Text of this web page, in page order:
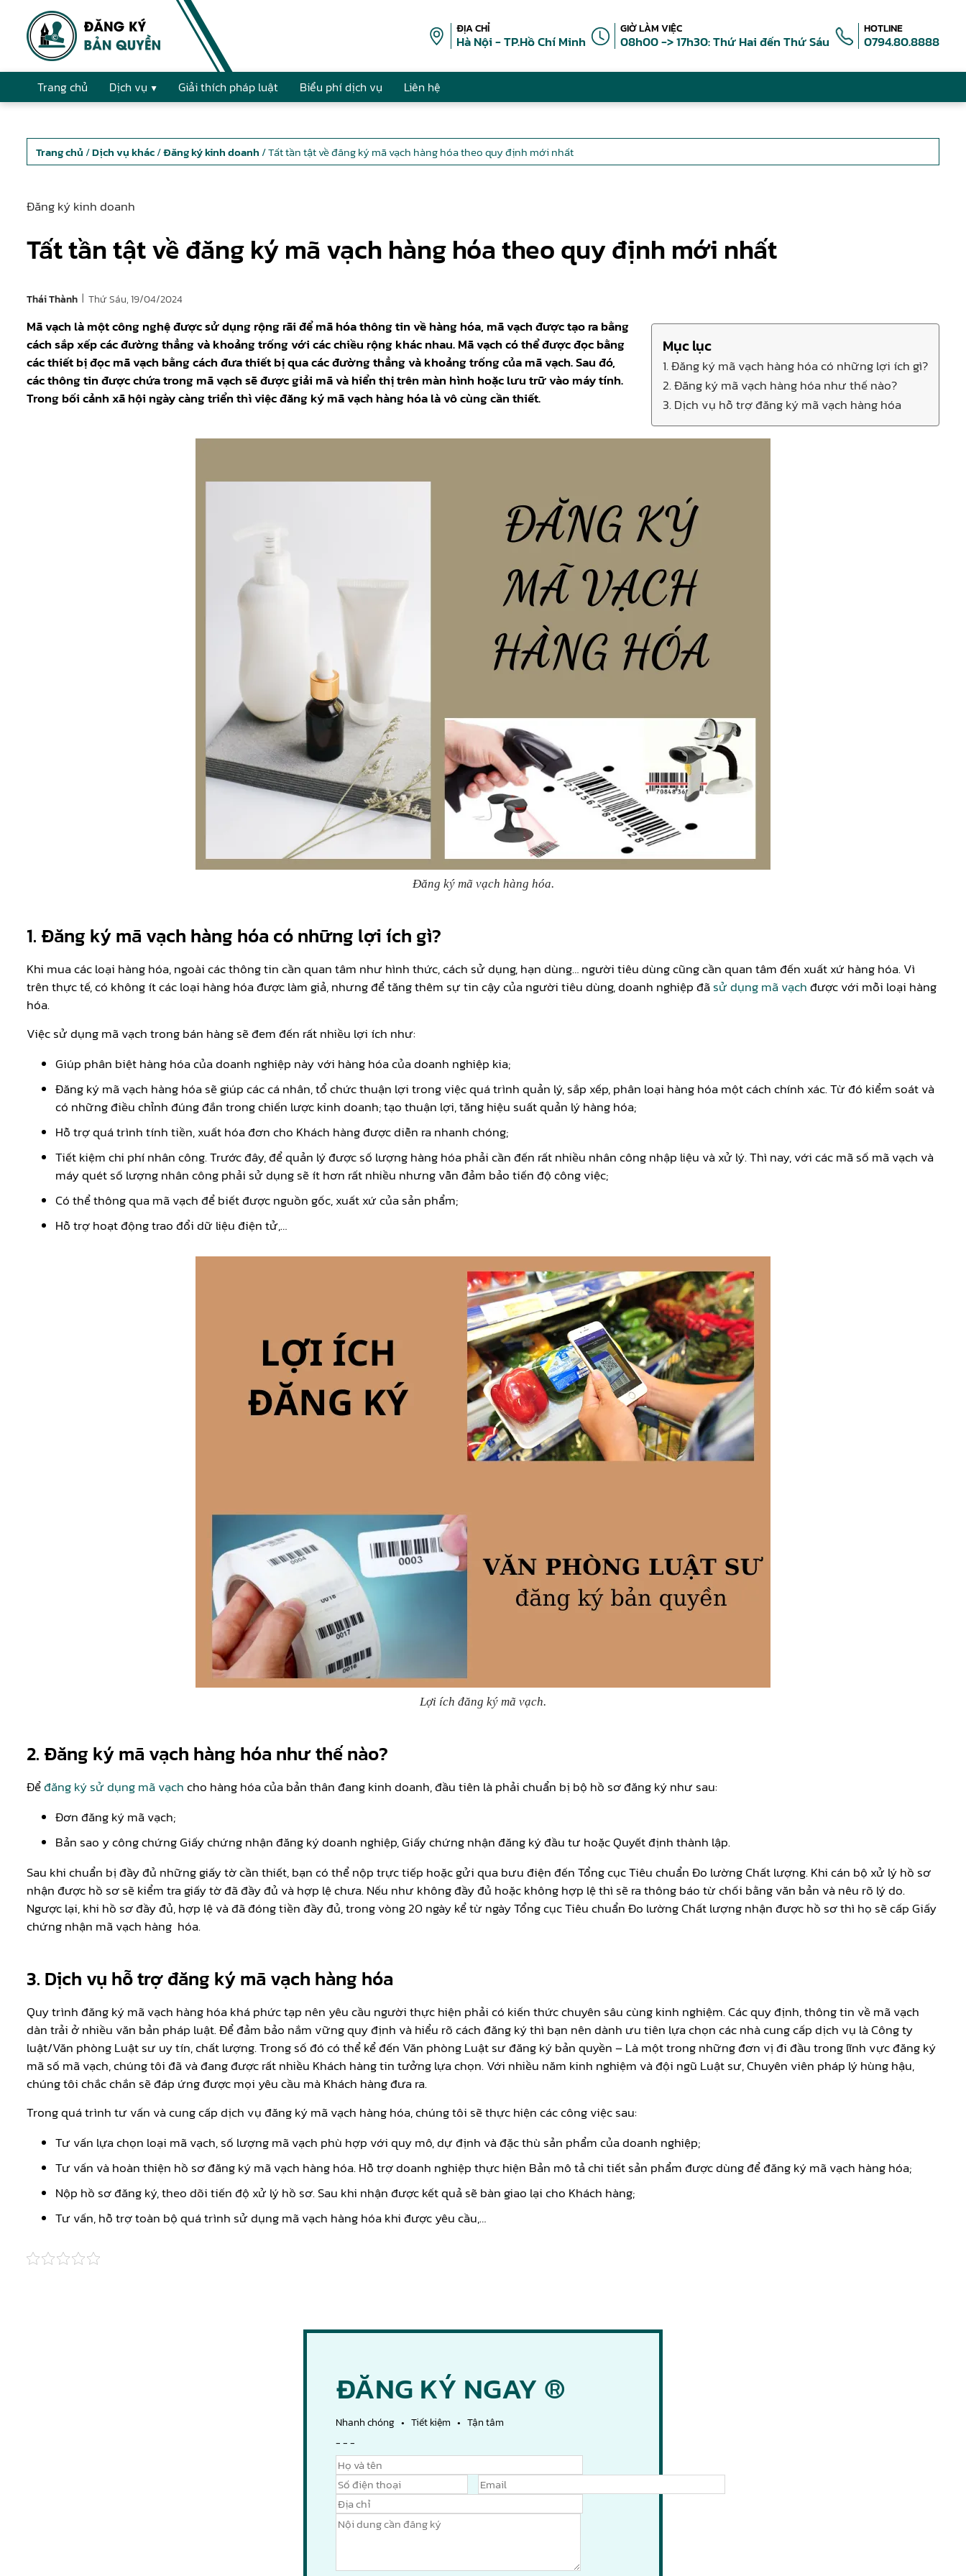
ĐỊA CHỈ
Hà Nội - TP.Hồ Chí Minh
GIỜ LÀM VIỆC
08h00 -> 17h30: Thứ Hai đến Thứ Sáu
HOTLINE
0794.80.8888
Trang chủ Dịch vụ Giải thích pháp luật Biểu phí dịch vụ Liên hệ
Trang chủ /Dịch vụ khác/Đăng ký kinh doanh / Tất tần tật về đăng ký mã vạch hàng hóa theo quy định mới nhất
Đăng ký kinh doanh
Tất tần tật về đăng ký mã vạch hàng hóa theo quy định mới nhất
Thái Thành | Thứ Sáu, 19/04/2024
Mục lục
1. Đăng ký mã vạch hàng hóa có những lợi ích gì?
2. Đăng ký mã vạch hàng hóa như thế nào?
3. Dịch vụ hỗ trợ đăng ký mã vạch hàng hóa
Mã vạch là một công nghệ được sử dụng rộng rãi để mã hóa thông tin về hàng hóa, mã vạch được tạo ra bằng
cách sắp xếp các đường thẳng và khoảng trống với các chiều rộng khác nhau. Mã vạch có thể được đọc bằng
các thiết bị đọc mã vạch bằng cách đưa thiết bị qua các đường thẳng và khoảng trống của mã vạch. Sau đó,
các thông tin được chứa trong mã vạch sẽ được giải mã và hiển thị trên màn hình hoặc lưu trữ vào máy tính.
Trong bối cảnh xã hội ngày càng triển thì việc đăng ký mã vạch hàng hóa là vô cùng cần thiết.
Đăng ký mã vạch hàng hóa.
1. Đăng ký mã vạch hàng hóa có những lợi ích gì?
Khi mua các loại hàng hóa, ngoài các thông tin cần quan tâm như hình thức, cách sử dụng, hạn dùng… người tiêu dùng cũng cần quan tâm đến xuất xứ hàng hóa. Vì
trên thực tế, có không ít các loại hàng hóa được làm giả, nhưng để tăng thêm sự tin cậy của người tiêu dùng, doanh nghiệp đãsử dụng mã vạchđược với mỗi loại hàng
hóa.
Việc sử dụng mã vạch trong bán hàng sẽ đem đến rất nhiều lợi ích như:
Giúp phân biệt hàng hóa của doanh nghiệp này với hàng hóa của doanh nghiệp kia;
Đăng ký mã vạch hàng hóa sẽ giúp các cá nhân, tổ chức thuận lợi trong việc quá trình quản lý, sắp xếp, phân loại hàng hóa một cách chính xác. Từ đó kiểm soát và
có những điều chỉnh đúng đắn trong chiến lược kinh doanh; tạo thuận lợi, tăng hiệu suất quản lý hàng hóa;
Hỗ trợ quá trình tính tiền, xuất hóa đơn cho Khách hàng được diễn ra nhanh chóng;
Tiết kiệm chi phí nhân công. Trước đây, để quản lý được số lượng hàng hóa phải cần đến rất nhiều nhân công nhập liệu và xử lý. Thì nay, với các mã số mã vạch và
máy quét số lượng nhân công phải sử dụng sẽ ít hơn rất nhiều nhưng vẫn đảm bảo tiến độ công việc;
Có thể thông qua mã vạch để biết được nguồn gốc, xuất xứ của sản phẩm;
Hỗ trợ hoạt động trao đổi dữ liệu điện tử,…
Lợi ích đăng ký mã vạch.
2. Đăng ký mã vạch hàng hóa như thế nào?
Đểđăng ký sử dụng mã vạchcho hàng hóa của bản thân đang kinh doanh, đầu tiên là phải chuẩn bị bộ hồ sơ đăng ký như sau:
Đơn đăng ký mã vạch;
Bản sao y công chứng Giấy chứng nhận đăng ký doanh nghiệp, Giấy chứng nhận đăng ký đầu tư hoặc Quyết định thành lập.
Sau khi chuẩn bị đầy đủ những giấy tờ cần thiết, bạn có thể nộp trực tiếp hoặc gửi qua bưu điện đến Tổng cục Tiêu chuẩn Đo lường Chất lượng. Khi cán bộ xử lý hồ sơ
nhận được hồ sơ sẽ kiểm tra giấy tờ đã đầy đủ và hợp lệ chưa. Nếu như không đầy đủ hoặc không hợp lệ thì sẽ ra thông báo từ chối bằng văn bản và nêu rõ lý do.
Ngược lại, khi hồ sơ đầy đủ, hợp lệ và đã đóng tiền đầy đủ, trong vòng 20 ngày kể từ ngày Tổng cục Tiêu chuẩn Đo lường Chất lượng nhận được hồ sơ thì họ sẽ cấp Giấy
chứng nhận mã vạch hàng hóa.
3. Dịch vụ hỗ trợ đăng ký mã vạch hàng hóa
Quy trình đăng ký mã vạch hàng hóa khá phức tạp nên yêu cầu người thực hiện phải có kiến thức chuyên sâu cùng kinh nghiệm. Các quy định, thông tin về mã vạch
dàn trải ở nhiều văn bản pháp luật. Để đảm bảo nắm vững quy định và hiểu rõ cách đăng ký thì bạn nên dành ưu tiên lựa chọn các nhà cung cấp dịch vụ là Công ty
luật/Văn phòng Luật sư uy tín, chất lượng. Trong số đó có thể kể đến Văn phòng Luật sư đăng ký bản quyền – Là một trong những đơn vị đi đầu trong lĩnh vực đăng ký
mã số mã vạch, chúng tôi đã và đang được rất nhiều Khách hàng tin tưởng lựa chọn. Với nhiều năm kinh nghiệm và đội ngũ Luật sư, Chuyên viên pháp lý hùng hậu,
chúng tôi chắc chắn sẽ đáp ứng được mọi yêu cầu mà Khách hàng đưa ra.
Trong quá trình tư vấn và cung cấp dịch vụ đăng ký mã vạch hàng hóa, chúng tôi sẽ thực hiện các công việc sau:
Tư vấn lựa chọn loại mã vạch, số lượng mã vạch phù hợp với quy mô, dự định và đặc thù sản phẩm của doanh nghiệp;
Tư vấn và hoàn thiện hồ sơ đăng ký mã vạch hàng hóa. Hỗ trợ doanh nghiệp thực hiện Bản mô tả chi tiết sản phẩm được dùng để đăng ký mã vạch hàng hóa;
Nộp hồ sơ đăng ký, theo dõi tiến độ xử lý hồ sơ. Sau khi nhận được kết quả sẽ bàn giao lại cho Khách hàng;
Tư vấn, hỗ trợ toàn bộ quá trình sử dụng mã vạch hàng hóa khi được yêu cầu,…
ĐĂNG KÝ NGAY ®
Nhanh chóng • Tiết kiệm • Tận tâm
- - -